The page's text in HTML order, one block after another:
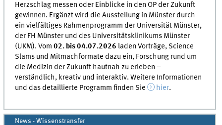
Herzschlag messen oder Einblicke in den OP der Zukunft
gewinnen. Ergänzt wird die Ausstellung in Münster durch
ein vielfältiges Rahmenprogramm der Universität Münster,
der FH Münster und des Universitätsklinikums Münster
(UKM). Vom02. bis 04.07.2026 laden Vorträge, Science
Slams und Mitmachformate dazu ein, Forschung rund um
die Medizin der Zukunft hautnah zu erleben –
verständlich, kreativ und interaktiv. Weitere Informationen
und das detaillierte Programm finden Sie
hier.
News - Wissenstransfer